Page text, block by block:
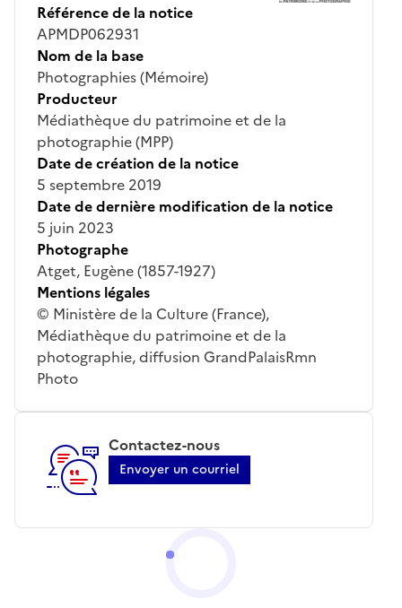
Référence de la notice
APMDP062931
Nom de la base
Photographies (Mémoire)
Producteur
Médiathèque du patrimoine et de la
photographie (MPP)
Date de création de la notice
5 septembre 2019
Date de dernière modification de la notice
5 juin 2023
Photographe
Atget, Eugène (1857-1927)
Mentions légales
© Ministère de la Culture (France),
Médiathèque du patrimoine et de la
photographie, diffusion GrandPalaisRmn
Photo
Contactez-nous
Envoyer un courriel